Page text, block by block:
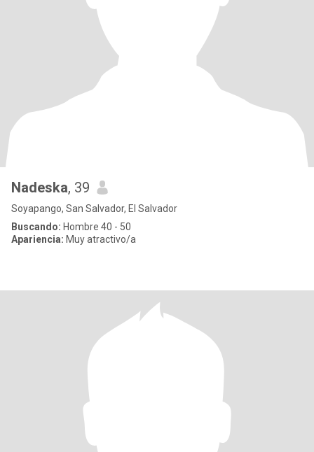
Nadeska, 39
Soyapango, San Salvador, El Salvador
Buscando: Hombre 40 - 50
Apariencia: Muy atractivo/a